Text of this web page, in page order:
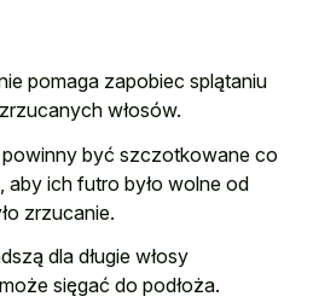
pomaga zapobiec splątaniu
włosów.
powinny być szczotkowane co
aby ich futro było wolne od
zrzucanie.
dla długie włosy
sięgać do podłoża.